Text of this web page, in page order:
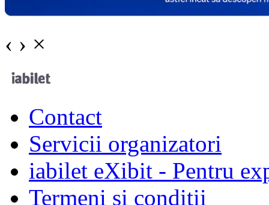
‹ › ×
Contact
Servicii organizatori
iabilet eXibit - Pentru
Termeni și condiții